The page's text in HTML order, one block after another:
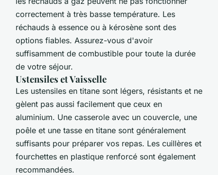
correctement à très basse température. Les
réchauds à essence ou à kérosène sont des
options fiables. Assurez-vous d'avoir
suffisamment de combustible pour toute la durée
de votre séjour.
Ustensiles et Vaisselle
Les ustensiles en titane sont légers, résistants et ne
gèlent pas aussi facilement que ceux en
aluminium. Une casserole avec un couvercle, une
poêle et une tasse en titane sont généralement
suffisants pour préparer vos repas. Les cuillères et
fourchettes en plastique renforcé sont également
recommandées.